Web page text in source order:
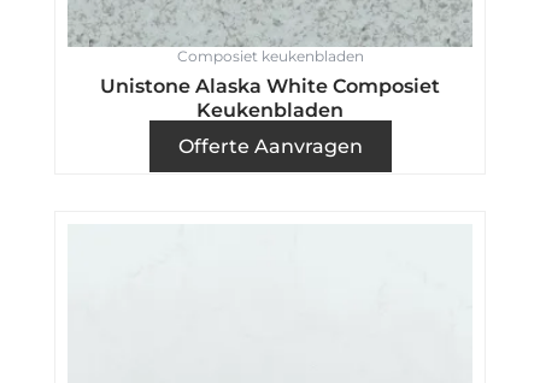
Composiet keukenbladen
Unistone Alaska White Composiet
Keukenbladen
Offerte Aanvragen